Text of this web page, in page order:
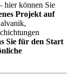
hier können Sie
Projekt auf
Sie für den Start